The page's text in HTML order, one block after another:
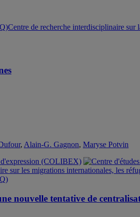
Centre de recherche interdisciplinaire
, Alain-G. Gagnon, Maryse Potvin
nouvelle tentative de